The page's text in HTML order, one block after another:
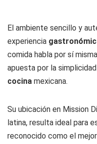
El ambiente sencillo y
experiencia
comida habla por sí
apuesta por la
cocina mexicana.
Su ubicación en Mission
latina, resulta ideal para
reconocido como el